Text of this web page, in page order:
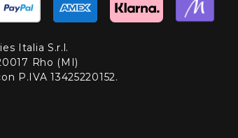
Italia S.r.l.
Rho (MI)
P.IVA 13425220152.